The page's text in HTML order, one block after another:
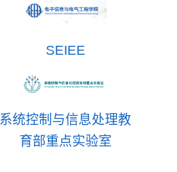
SEIEE
系统控制与信息处理教
育部重点实验室